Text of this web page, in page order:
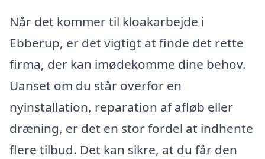
Når det kommer til kloakarbejde i
Ebberup, er det vigtigt at finde det rette
firma, der kan imødekomme dine behov.
Uanset om du står overfor en
nyinstallation, reparation af afløb eller
dræning, er det en stor fordel at indhente
flere tilbud. Det kan sikre, at du får den